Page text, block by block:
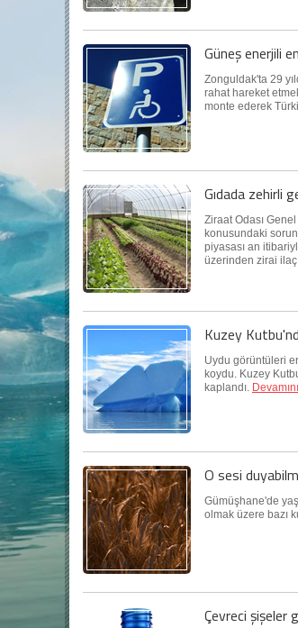
Güneş enerjili
Zonguldak'ta 29
rahat hareket
monte ederek
Gıdada zehirli
Ziraat Odası
konusundaki
piyasası an
üzerinden zirai ilaç
Kuzey
Uydu görüntüleri
koydu. Kuzey
kaplandı.
O sesi
Gümüşhane'de
olmak üzere bazı
Çevreci şişeler